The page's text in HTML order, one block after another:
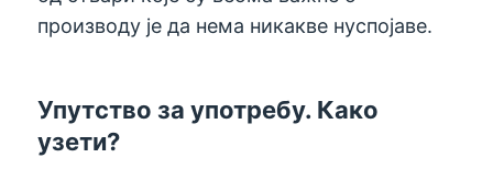
производу је да нема никакве нуспојаве.
Упутство за употребу. Како
узети?